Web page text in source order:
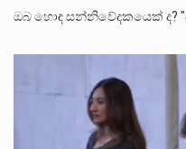
ඔබ හොඳ සන්නිවේදකයෙක් ද?